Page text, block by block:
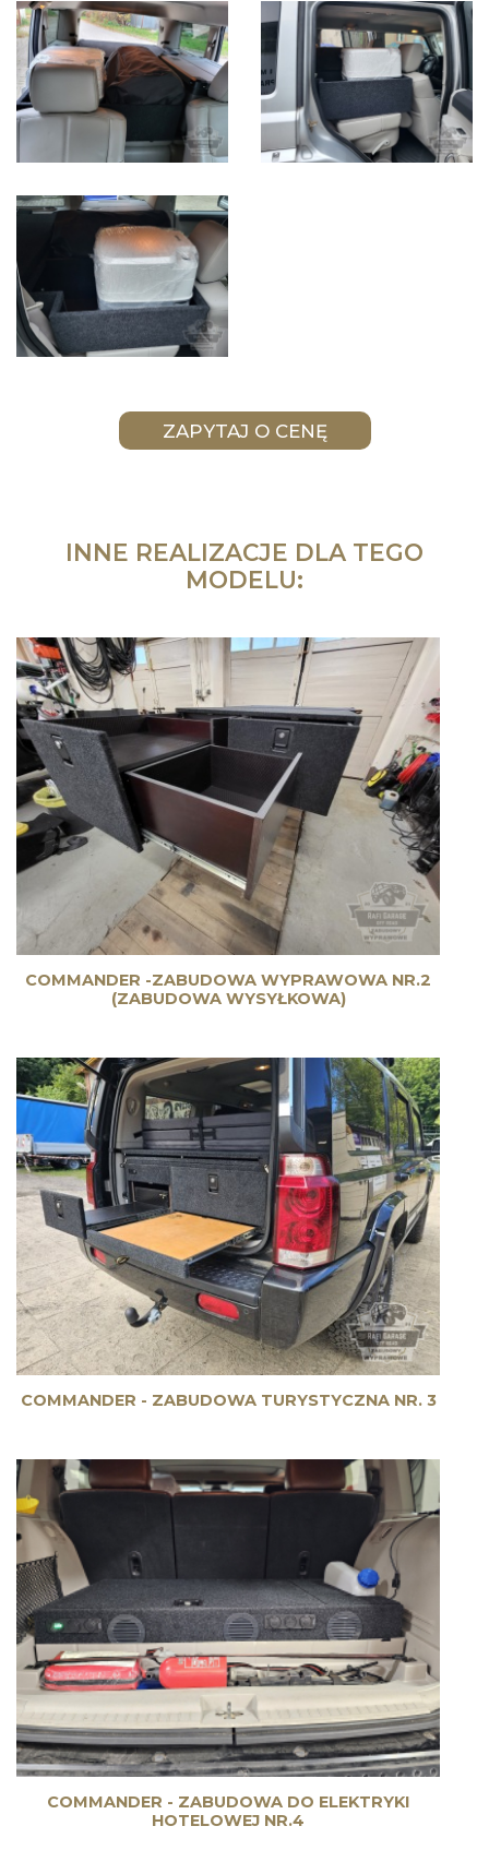
INNE REALIZACJE DLA TEGO
MODELU:
COMMANDER -ZABUDOWA WYPRAWOWA NR.2
(ZABUDOWA WYSYŁKOWA)
COMMANDER - ZABUDOWA TURYSTYCZNA NR. 3
COMMANDER - ZABUDOWA DO ELEKTRYKI
HOTELOWEJ NR.4